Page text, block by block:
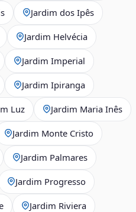
Jardim dos Ipês
Jardim Helvécia
Jardim Imperial
Jardim Ipiranga
Luz Jardim Maria Inês
Jardim Monte Cristo
Jardim Palmares
Jardim Progresso
Jardim Riviera